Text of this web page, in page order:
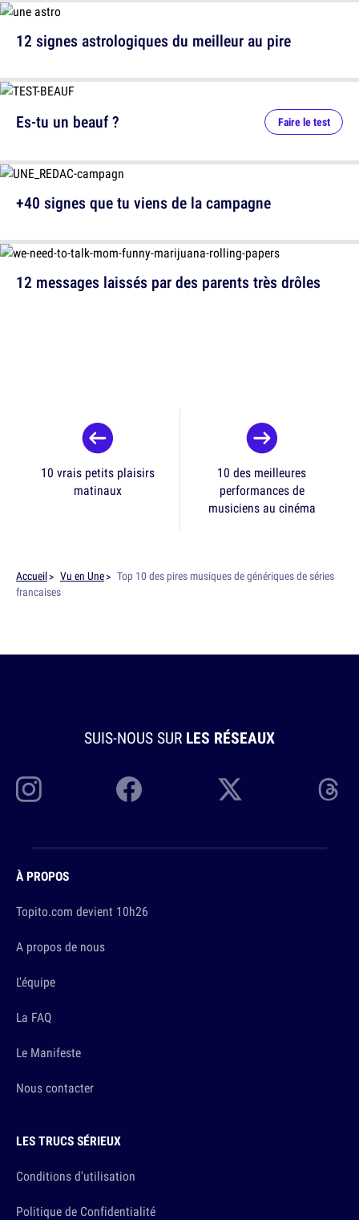
12 signes astrologiques du meilleur au pire
12 messages laissés par des parents très drôles
Es-tu un beauf ? Faire le test
+40 signes que tu viens de la campagne
10 vrais petits plaisirs
matinaux
10 des meilleures
performances de
musiciens au cinéma
Accueil Vu en Une
Top 10 des pires musiques de génériques de séries
francaises
SUIS-NOUS SUR LES RÉSEAUX
À PROPOS
Topito.com devient 10h26
A propos de nous
L'équipe
La FAQ
Le Manifeste
Nous contacter
LES TRUCS SÉRIEUX
Conditions d'utilisation
Politique de Confidentialité